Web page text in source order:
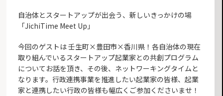
自治体とスタートアップが出会う、新しいきっかけの場
「JichiTime Meet Up」
今回のゲストは 壬生町×豊田市×香川県！各自治体の現在
取り組んでいるスタートアップ起業家との共創プログラム
についてお話を頂き、その後、ネットワーキングタイムと
なります。行政連携事業を推進したい起業家の皆様、起業
家と連携したい行政の皆様も幅広くご参加くださいませ！